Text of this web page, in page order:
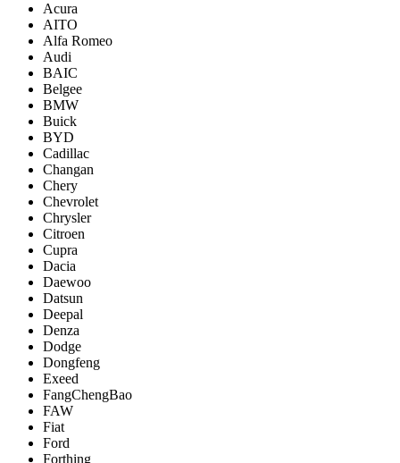
Acura
AITO
Alfa Romeo
Audi
BAIC
Belgee
BMW
Buick
BYD
Cadillac
Changan
Chery
Chevrolet
Chrysler
Citroen
Cupra
Dacia
Daewoo
Datsun
Deepal
Denza
Dodge
Dongfeng
Exeed
FangChengBao
FAW
Fiat
Ford
Forthing